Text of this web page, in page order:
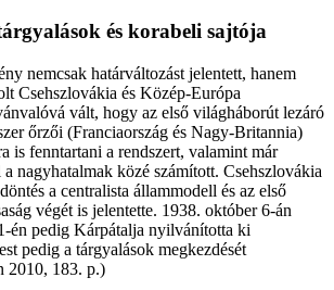
és korabeli sajtója
nemcsak határváltozást jelentett, hanem
Csehszlovákia és Közép-Európa
vált, hogy az első világháborút lezáró
őrzői (Franciaország és Nagy-Britannia)
is fenntartani a rendszert, valamint már
nagyhatalmak közé számított. Csehszlovákia
a centralista állammodell és az első
végét is jelentette. 1938. október 6-án
én pedig Kárpátalja nyilvánította ki
pedig a tárgyalások megkezdését
2010, 183. p.)